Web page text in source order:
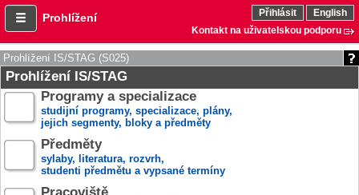
Prohlížení Přihlásit
English
Kontakt na uživatelskou podporu
Prohlížení IS/STAG (S025)
Prohlížení IS/STAG
Programy a specializace
studijní programy, specializace, plány,
jejich segmenty, bloky a předměty
Předměty
sylaby, literatura, rozvrh,
studenti předmětu a vypsané termíny